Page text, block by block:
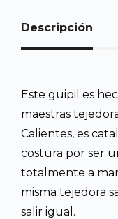
Descripción
Este güipil es
maestras
Calientes, es
costura por ser
totalmente a
misma tejedora
salir igual.